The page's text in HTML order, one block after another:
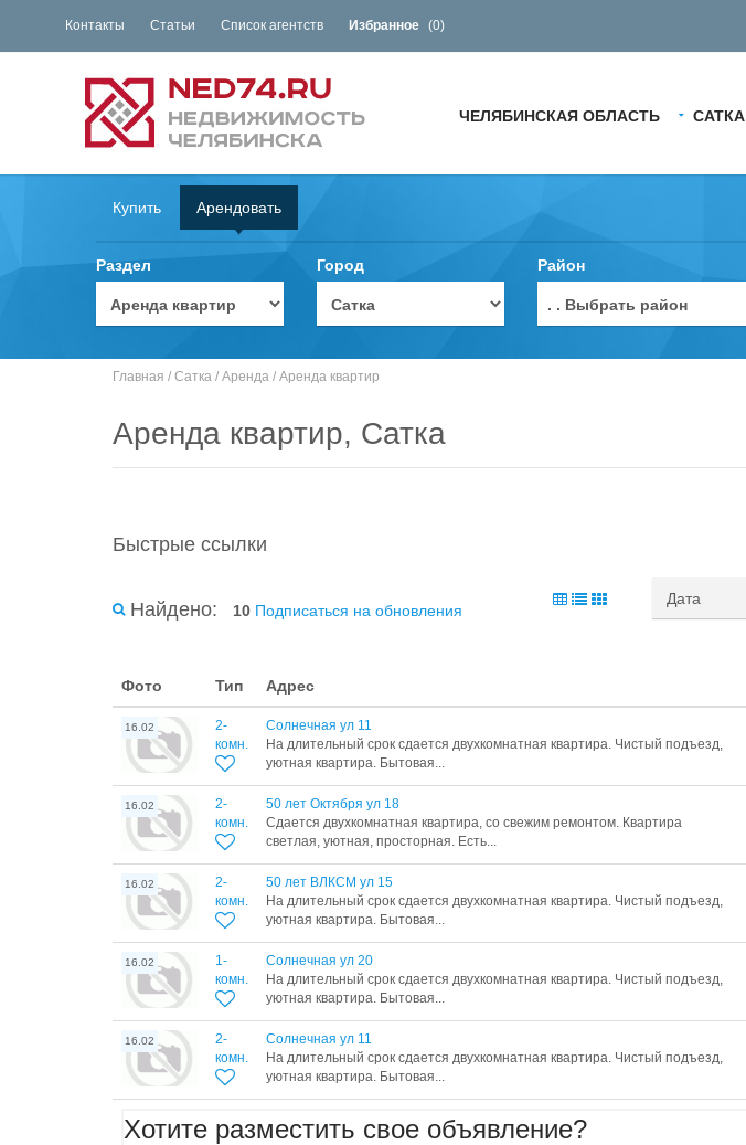
Контакты Статьи Список агентств Избранное (0)
ЧЕЛЯБИНСКАЯ ОБЛАСТЬ САТКА
Купить Арендовать
Раздел Город Район
. . Выбрать район
Главная / Сатка / Аренда / Аренда квартир
Аренда квартир, Сатка
Быстрые ссылки
Найдено: 10 Подписаться на обновления
Фото Тип Адрес
16.02
2-
комн.
Солнечная ул 11
На длительный срок сдается двухкомнатная квартира. Чистый подъезд,
уютная квартира. Бытовая...
16.02
2-
комн.
50 лет Октября ул 18
Сдается двухкомнатная квартира, со свежим ремонтом. Квартира
светлая, уютная, просторная. Есть...
16.02
2-
комн.
50 лет ВЛКСМ ул 15
На длительный срок сдается двухкомнатная квартира. Чистый подъезд,
уютная квартира. Бытовая...
16.02
1-
комн.
Солнечная ул 20
На длительный срок сдается двухкомнатная квартира. Чистый подъезд,
уютная квартира. Бытовая...
16.02
2-
комн.
Солнечная ул 11
На длительный срок сдается двухкомнатная квартира. Чистый подъезд,
уютная квартира. Бытовая...
Хотите разместить свое объявление?